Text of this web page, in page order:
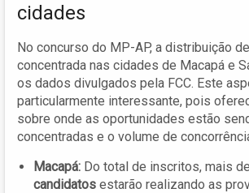
cidades
No concurso do MP-AP, a distribuição
concentrada nas cidades de Macapá e
os dados divulgados pela FCC. Este
particularmente interessante, pois
sobre onde as oportunidades estão
concentradas e o volume de
Macapá: Do total de inscritos, mais de
candidatos estarão realizando as